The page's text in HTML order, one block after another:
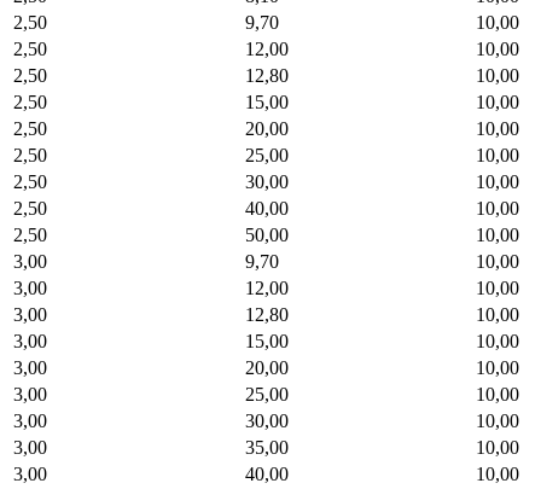
2,50
9,70
10,00
2,50
12,00
10,00
2,50
12,80
10,00
2,50
15,00
10,00
2,50
20,00
10,00
2,50
25,00
10,00
2,50
30,00
10,00
2,50
40,00
10,00
2,50
50,00
10,00
3,00
9,70
10,00
3,00
12,00
10,00
3,00
12,80
10,00
3,00
15,00
10,00
3,00
20,00
10,00
3,00
25,00
10,00
3,00
30,00
10,00
3,00
35,00
10,00
3,00
40,00
10,00